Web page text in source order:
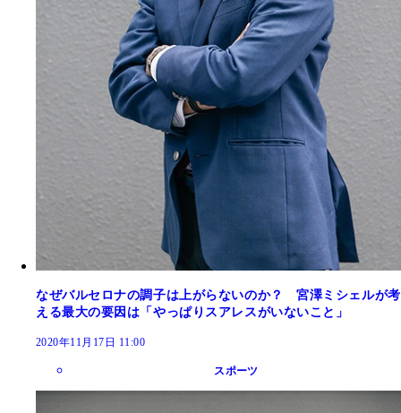
なぜバルセロナの調子は上がらないのか？ 宮澤ミシェルが考
える最大の要因は「やっぱりスアレスがいないこと」
2020年11月17日 11:00
スポーツ